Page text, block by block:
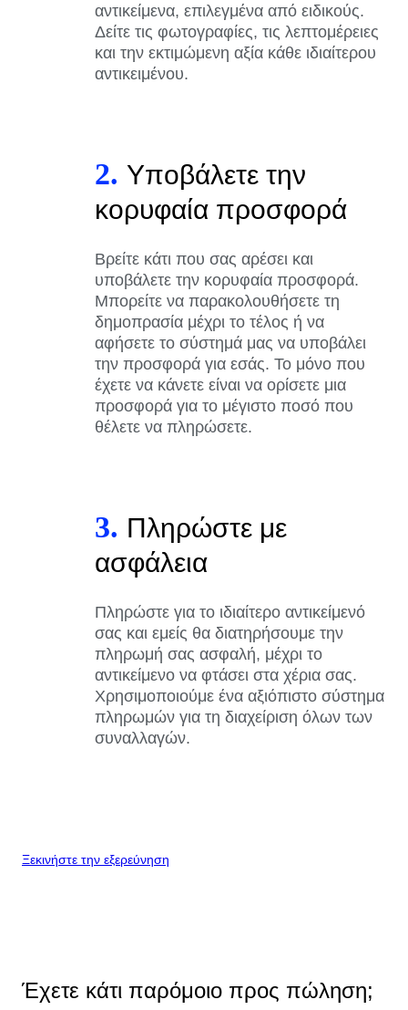
αντικείμενα, επιλεγμένα από ειδικούς.
Δείτε τις φωτογραφίες, τις λεπτομέρειες
και την εκτιμώμενη αξία κάθε ιδιαίτερου
αντικειμένου.
2. Υποβάλετε την
κορυφαία προσφορά
Βρείτε κάτι που σας αρέσει και
υποβάλετε την κορυφαία προσφορά.
Μπορείτε να παρακολουθήσετε τη
δημοπρασία μέχρι το τέλος ή να
αφήσετε το σύστημά μας να υποβάλει
την προσφορά για εσάς. Το μόνο που
έχετε να κάνετε είναι να ορίσετε μια
προσφορά για το μέγιστο ποσό που
θέλετε να πληρώσετε.
3. Πληρώστε με
ασφάλεια
Πληρώστε για το ιδιαίτερο αντικείμενό
σας και εμείς θα διατηρήσουμε την
πληρωμή σας ασφαλή, μέχρι το
αντικείμενο να φτάσει στα χέρια σας.
Χρησιμοποιούμε ένα αξιόπιστο σύστημα
πληρωμών για τη διαχείριση όλων των
συναλλαγών.
Ξεκινήστε την εξερεύνηση
Έχετε κάτι παρόμοιο προς πώληση;